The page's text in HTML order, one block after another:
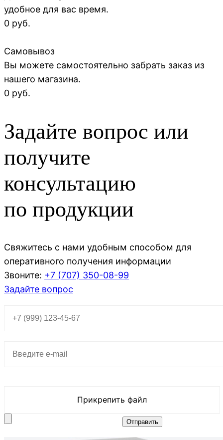
удобное для вас время.
0 руб.
Самовывоз
Вы можете самостоятельно забрать заказ из
нашего магазина.
0 руб.
Задайте вопрос или
получите
консультацию
по продукции
Свяжитесь с нами удобным способом для
оперативного получения информации
Звоните: +7 (707) 350-08-99
Задайте вопрос
Прикрепить файл